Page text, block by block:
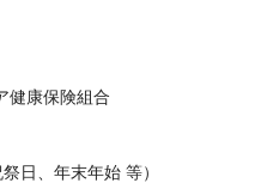
健康保険組合
日、年末年始 等）